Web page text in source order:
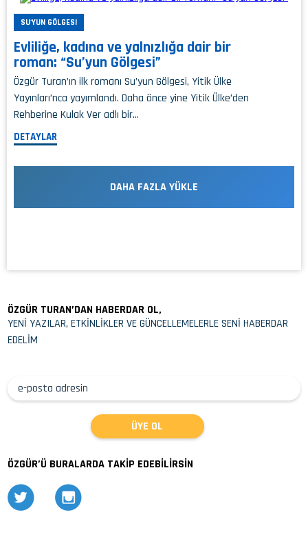
SU'YUN GÖLGESI
Evliliğe, kadına ve yalnızlığa dair bir
roman: “Su’yun Gölgesi”
Özgür Turan’ın ilk romanı Su’yun Gölgesi, Yitik Ülke
Yayınları’nca yayımlandı. Daha önce yine Yitik Ülke’den
Rehberine Kulak Ver adlı bir…
DETAYLAR
DAHA FAZLA YÜKLE
ÖZGÜR TURAN’DAN HABERDAR OL,
YENİ YAZILAR, ETKİNLİKLER VE GÜNCELLEMELERLE SENİ HABERDAR
EDELİM
ÖZGÜR’Ü BURALARDA TAKİP EDEBİLİRSİN